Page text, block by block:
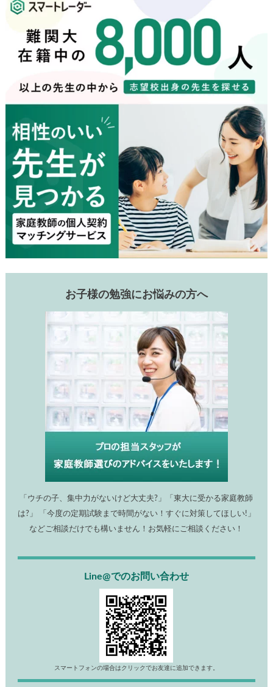
お子様の勉強にお悩みの方へ
「ウチの子、集中力がないけど大丈夫?」「東大に受かる家庭教師
は?」 「今度の定期試験まで時間がない！すぐに対策してほしい!」
などご相談だけでも構いません！お気軽にご相談ください！
Line@でのお問い合わせ
スマートフォンの場合はクリックでお友達に追加できます。